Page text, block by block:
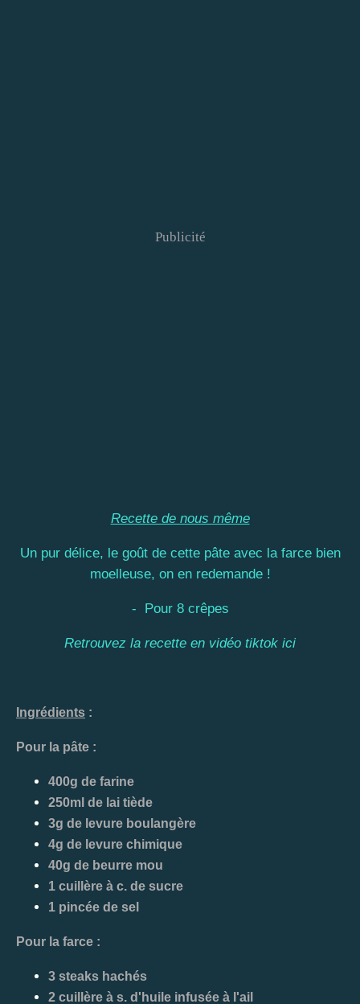
Publicité
Recette de nous même
Un pur délice, le goût de cette pâte avec la farce bien
moelleuse, on en redemande !
- Pour 8 crêpes
Retrouvez la recette en vidéo tiktok ici
Ingrédients :
Pour la pâte :
400g de farine
250ml de lai tiède
3g de levure boulangère
4g de levure chimique
40g de beurre mou
1 cuillère à c. de sucre
1 pincée de sel
Pour la farce :
3 steaks hachés
2 cuillère à s. d'huile infusée à l'ail